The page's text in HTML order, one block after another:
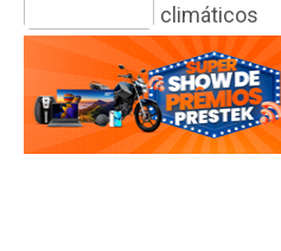
climáticos